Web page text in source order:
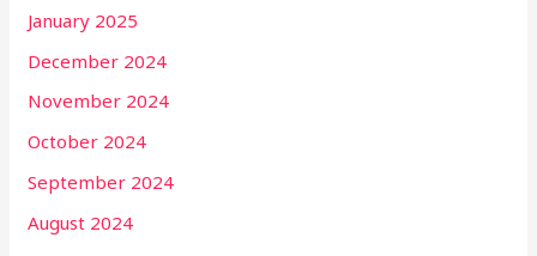
January 2025
December 2024
November 2024
October 2024
September 2024
August 2024